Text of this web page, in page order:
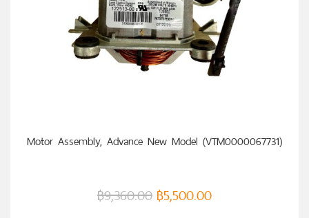
Motor Assembly, Advance New Model (VTM0000067731)
฿9,360.00 ฿5,500.00